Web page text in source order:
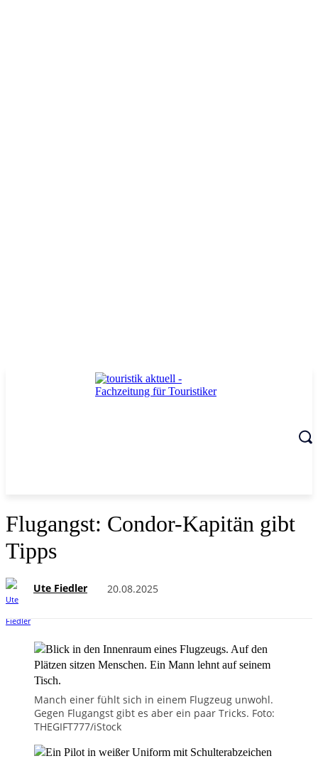
Flugangst: Condor-Kapitän gibt
Tipps
Ute Fiedler 20.08.2025
Manch einer fühlt sich in einem Flugzeug unwohl.
Gegen Flugangst gibt es aber ein paar Tricks. Foto:
THEGIFT777/iStock